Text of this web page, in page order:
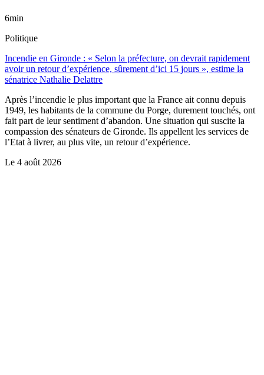
6min
Politique
Incendie en Gironde : « Selon la préfecture, on devrait rapidement
avoir un retour d’expérience, sûrement d’ici 15 jours », estime la
sénatrice Nathalie Delattre
Après l’incendie le plus important que la France ait connu depuis
1949, les habitants de la commune du Porge, durement touchés, ont
fait part de leur sentiment d’abandon. Une situation qui suscite la
compassion des sénateurs de Gironde. Ils appellent les services de
l’Etat à livrer, au plus vite, un retour d’expérience.
Le 4 août 2026